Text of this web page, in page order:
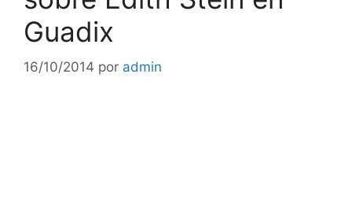
Guadix
16/10/2014 por admin